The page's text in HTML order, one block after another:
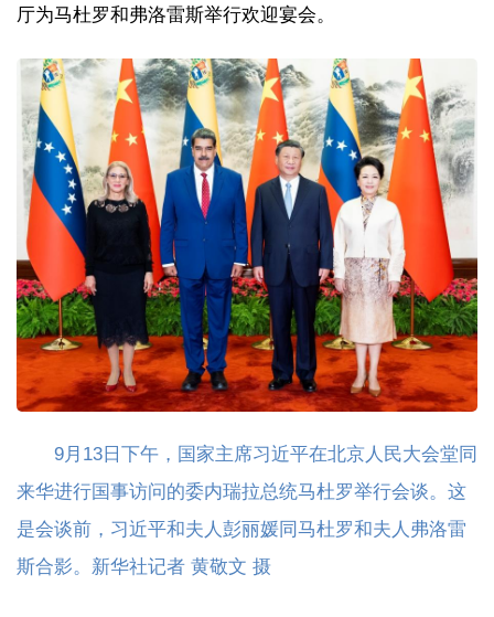
厅为马杜罗和弗洛雷斯举行欢迎宴会。
9月13日下午，国家主席习近平在北京人民大会堂同
来华进行国事访问的委内瑞拉总统马杜罗举行会谈。这
是会谈前，习近平和夫人彭丽媛同马杜罗和夫人弗洛雷
斯合影。新华社记者 黄敬文 摄